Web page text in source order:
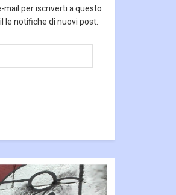
per iscriverti a questo
le notifiche di nuovi post.